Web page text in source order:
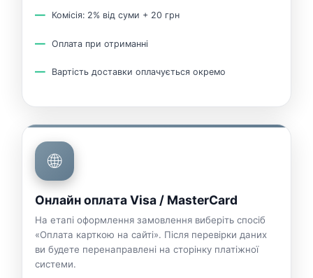
Комісія: 2% від суми + 20 грн
Оплата при отриманні
Вартість доставки оплачується окремо
🌐
Онлайн оплата Visa / MasterCard
На етапі оформлення замовлення виберіть спосіб
«Оплата карткою на сайті». Після перевірки даних
ви будете перенаправлені на сторінку платіжної
системи.